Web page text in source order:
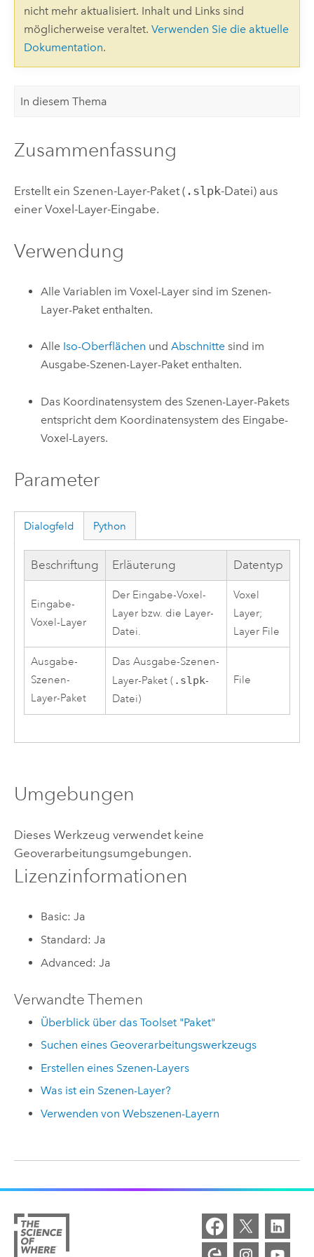
nicht mehr aktualisiert. Inhalt und Links sind
möglicherweise veraltet. Verwenden Sie die aktuelle
Dokumentation.
In diesem Thema
Zusammenfassung
Erstellt ein Szenen-Layer-Paket ( .slpk-Datei) aus
einer Voxel-Layer-Eingabe.
Verwendung
Alle Variablen im Voxel-Layer sind im Szenen-
Layer-Paket enthalten.
Alle Iso-Oberflächen undAbschnitte sind im
Ausgabe-Szenen-Layer-Paket enthalten.
Das Koordinatensystem des Szenen-Layer-Pakets
entspricht dem Koordinatensystem des Eingabe-
Voxel-Layers.
Parameter
Dialogfeld Python
Beschriftung Erläuterung Datentyp
Eingabe-
Voxel-Layer
Der Eingabe-Voxel-
Layer bzw. die Layer-
Datei.
Voxel
Layer;
Layer File
Ausgabe-
Szenen-
Layer-Paket
Das Ausgabe-Szenen-
Layer-Paket ( .slpk-
Datei)
File
Umgebungen
Dieses Werkzeug verwendet keine
Geoverarbeitungsumgebungen.
Lizenzinformationen
Basic: Ja
Standard: Ja
Advanced: Ja
Verwandte Themen
Überblick über das Toolset "Paket"
Suchen eines Geoverarbeitungswerkzeugs
Erstellen eines Szenen-Layers
Was ist ein Szenen-Layer?
Verwenden von Webszenen-Layern